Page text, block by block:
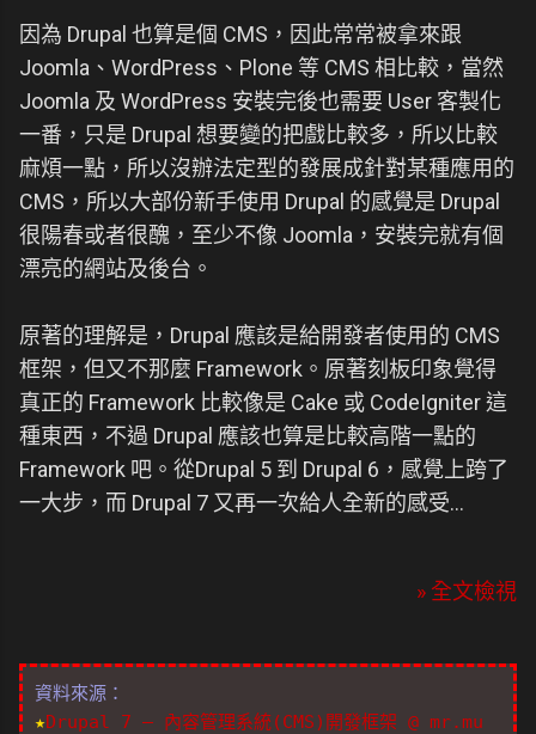
因為 Drupal 也算是個 CMS，因此常常被拿來跟
Joomla、WordPress、Plone 等 CMS 相比較，當然
Joomla 及 WordPress 安裝完後也需要 User 客製化
一番，只是 Drupal 想要變的把戲比較多，所以比較
麻煩一點，所以沒辦法定型的發展成針對某種應用的
CMS，所以大部份新手使用 Drupal 的感覺是 Drupal
很陽春或者很醜，至少不像 Joomla，安裝完就有個
漂亮的網站及後台。
原著的理解是，Drupal 應該是給開發者使用的 CMS
框架，但又不那麼 Framework。原著刻板印象覺得
真正的 Framework 比較像是 Cake 或 CodeIgniter 這
種東西，不過 Drupal 應該也算是比較高階一點的
Framework 吧。從Drupal 5 到 Drupal 6，感覺上跨了
一大步，而 Drupal 7 又再一次給人全新的感受...
» 全文檢視
資料來源：
★Drupal 7 – 內容管理系統(CMS)開發框架 @ mr.mu